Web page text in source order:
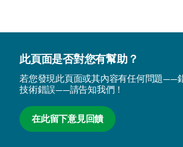
此頁面是否對您有幫助？
若您發現此頁面或其內容有任何問題——
技術錯誤——請告知我們！
在此留下意見回饋